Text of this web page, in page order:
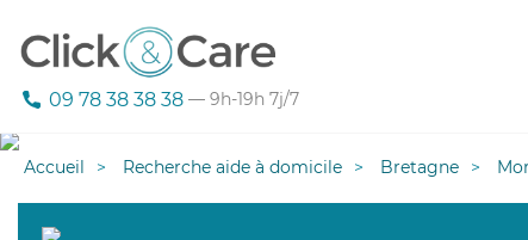
09 78 38 38 38 — 9h-19h 7j/7
Accueil Recherche aide à domicile Bretagne